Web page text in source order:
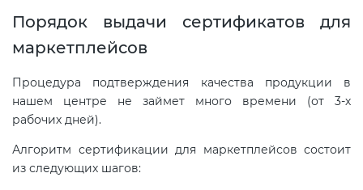
Порядок выдачи сертификатов для
маркетплейсов
Процедура подтверждения качества продукции в
нашем центре не займет много времени (от 3-х
рабочих дней).
Алгоритм сертификации для маркетплейсов состоит
из следующих шагов: